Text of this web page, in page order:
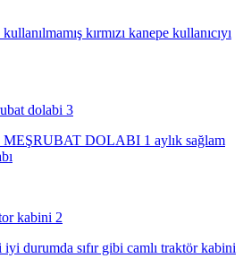
kırmızı kanepe kullanıcıyı
DOLABI 1 aylık sağlam
durumda sıfır gibi camlı traktör kabini